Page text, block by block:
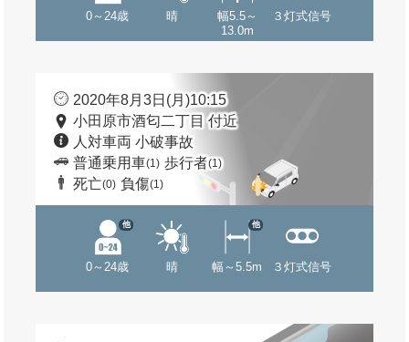
0～24歳 晴
幅5.5～
13.0m
３灯式信号
2020年8月3日(月)10:15
小田原市酒匂二丁目 付近
人対車両 小破事故
普通乗用車(1) 歩行者(1)
死亡(0) 負傷(1)
0～24歳
他
晴 幅～5.5m
他
３灯式信号